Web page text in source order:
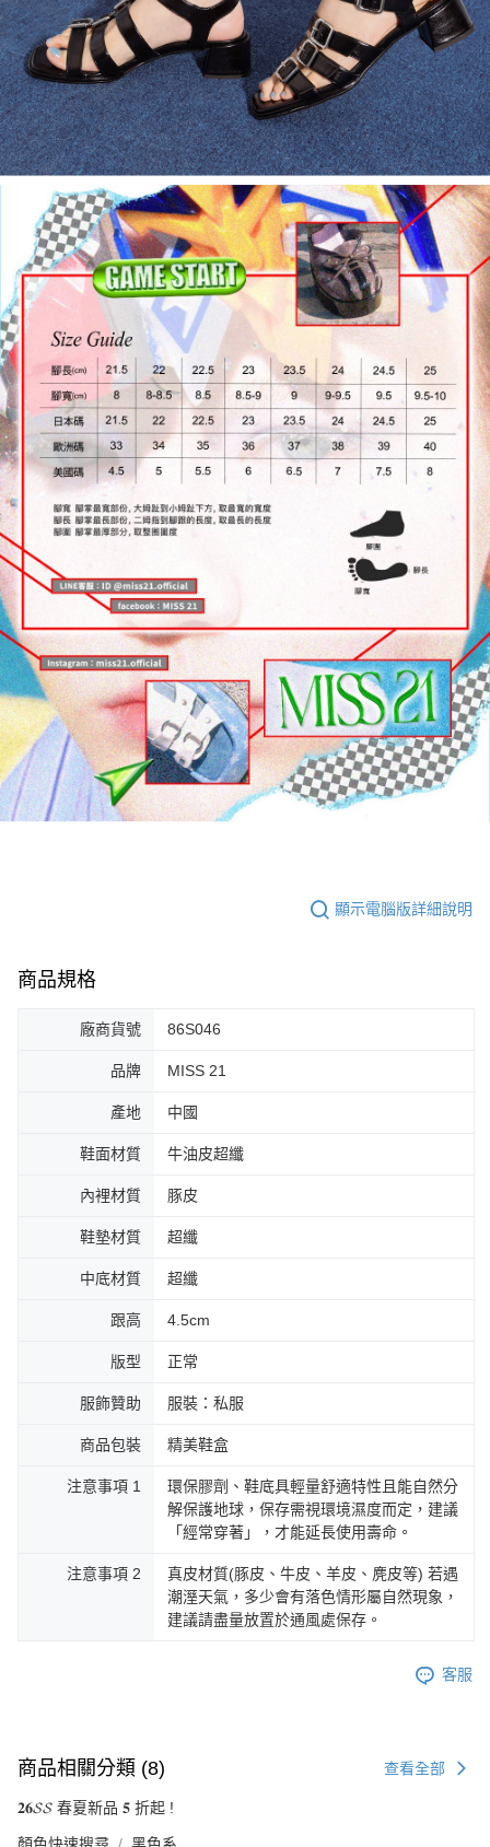
顯示電腦版詳細說明
商品規格
廠商貨號 86S046
品牌 MISS 21
產地 中國
鞋面材質 牛油皮超纖
內裡材質 豚皮
鞋墊材質 超纖
中底材質 超纖
跟高 4.5cm
版型 正常
服飾贊助 服裝：私服
商品包裝 精美鞋盒
注意事項 1
環保膠劑、鞋底具輕量舒適特性且能自然分
解保護地球，保存需視環境濕度而定，建議
「經常穿著」，才能延長使用壽命。
注意事項 2
真皮材質(豚皮、牛皮、羊皮、麂皮等) 若遇
潮溼天氣，多少會有落色情形屬自然現象，
建議請盡量放置於通風處保存。
客服
商品相關分類 (8) 查看全部
𝟐𝟔𝓢𝓢 春夏新品 𝟓 折起 !